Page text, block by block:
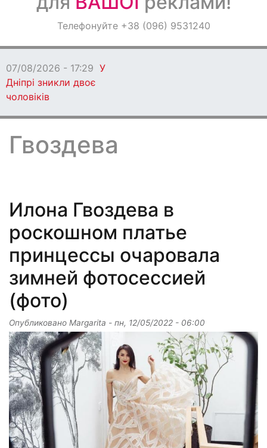
ОголошенняТелефонуйте +38 (096) 9531240
Гвоздева
Илона Гвоздева в
роскошном платье
принцессы очаровала
зимней фотосессией
(фото)
Опубликовано Margarita - пн, 12/05/2022 - 06:00